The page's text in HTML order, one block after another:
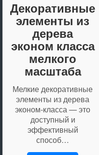
Декоративные
элементы из
дерева
эконом класса
мелкого
масштаба
Мелкие декоративные
элементы из дерева
эконом-класса — это
доступный и
эффективный
способ…